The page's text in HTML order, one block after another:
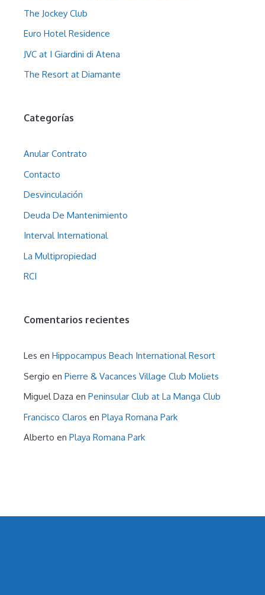
The Jockey Club
Euro Hotel Residence
JVC at I Giardini di Atena
The Resort at Diamante
Categorías
Anular Contrato
Contacto
Desvinculación
Deuda De Mantenimiento
Interval International
La Multipropiedad
RCI
Comentarios recientes
Les en Hippocampus Beach International Resort
Sergio en Pierre & Vacances Village Club Moliets
Miguel Daza en Peninsular Club at La Manga Club
Francisco Claros en Playa Romana Park
Alberto en Playa Romana Park